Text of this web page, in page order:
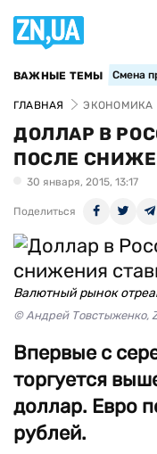
ВАЖНЫЕ ТЕМЫ Смена
ГЛАВНАЯ ЭКОНОМИКА
ДОЛЛАР В
ПОСЛЕ
30 января, 2015, 13:17
Поделиться
Валютный рынок
© Андрей Товстыженко,
Впервые с
торгуется
доллар. Евро
рублей.